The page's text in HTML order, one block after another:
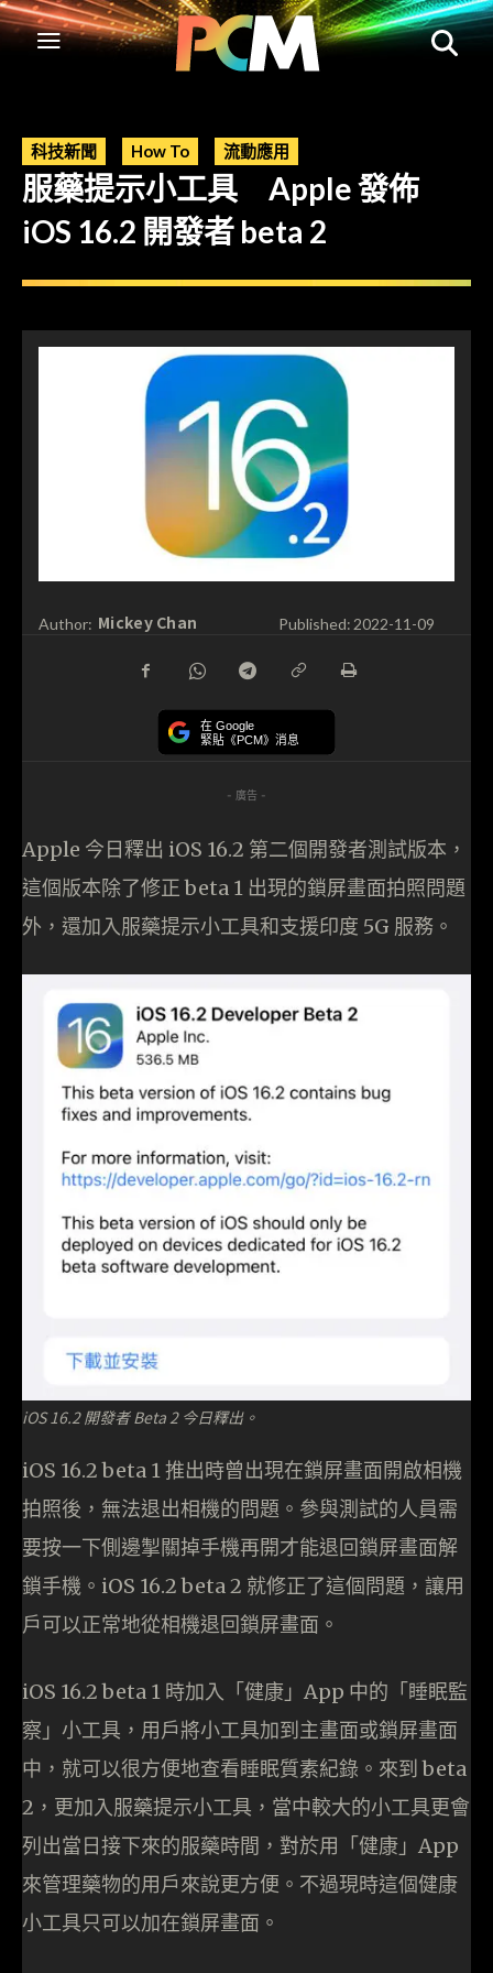
科技新聞 How To 流動應用
服藥提示小工具 Apple 發佈
iOS 16.2 開發者 beta 2
Author: Mickey Chan Published: 2022-11-09
在 Google
緊貼《PCM》消息
- 廣告 -
Apple 今日釋出 iOS 16.2 第二個開發者測試版本，
這個版本除了修正 beta 1 出現的鎖屏畫面拍照問題
外，還加入服藥提示小工具和支援印度 5G 服務。
iOS 16.2 開發者 Beta 2 今日釋出。
iOS 16.2 beta 1 推出時曾出現在鎖屏畫面開啟相機
拍照後，無法退出相機的問題。參與測試的人員需
要按一下側邊掣關掉手機再開才能退回鎖屏畫面解
鎖手機。iOS 16.2 beta 2 就修正了這個問題，讓用
戶可以正常地從相機退回鎖屏畫面。
iOS 16.2 beta 1 時加入「健康」App 中的「睡眠監
察」小工具，用戶將小工具加到主畫面或鎖屏畫面
中，就可以很方便地查看睡眠質素紀錄。來到 beta
2，更加入服藥提示小工具，當中較大的小工具更會
列出當日接下來的服藥時間，對於用「健康」App
來管理藥物的用戶來說更方便。不過現時這個健康
小工具只可以加在鎖屏畫面。